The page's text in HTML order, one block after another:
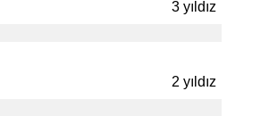
3 yıldız
2 yıldız